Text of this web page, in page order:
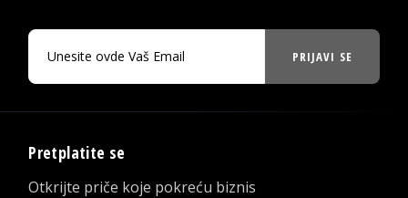
PRIJAVI SE
Pretplatite se
Otkrijte priče koje pokreću biznis